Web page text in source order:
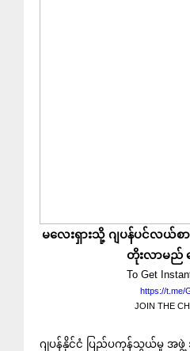
မလေးရှားသို့ ဂျပန်ပင်လယ်
တိုးလာမည် မ
To Get
https://t.me/
JOIN THE
ဂျပန်နိုင်ငံ ပြည်ပကုန်သွယ်မှု အဖွဲ့ အ